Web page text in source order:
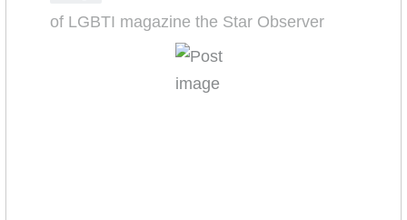
of LGBTI magazine the Star Observer